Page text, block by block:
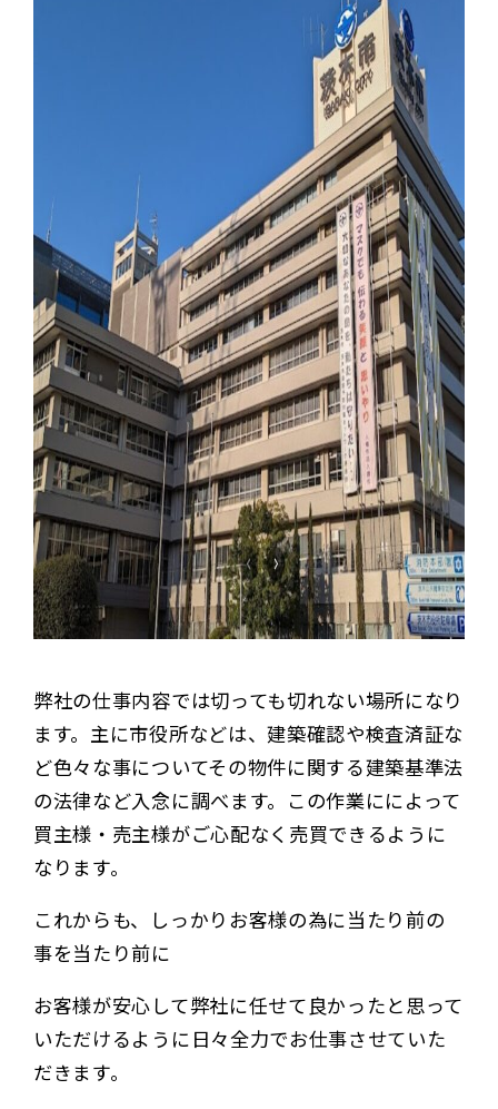
弊社の仕事内容では切っても切れない場所になり
ます。主に市役所などは、建築確認や検査済証な
ど色々な事についてその物件に関する建築基準法
の法律など入念に調べます。この作業にによって
買主様・売主様がご心配なく売買できるように
なります。
これからも、しっかりお客様の為に当たり前の
事を当たり前に
お客様が安心して弊社に任せて良かったと思って
いただけるように日々全力でお仕事させていた
だきます。